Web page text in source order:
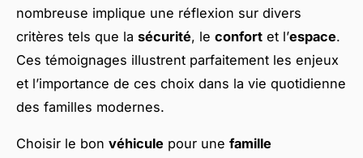
nombreuse implique une réflexion sur divers
critères tels que la sécurité, le confort et l’espace.
Ces témoignages illustrent parfaitement les enjeux
et l’importance de ces choix dans la vie quotidienne
des familles modernes.
Choisir le bon véhicule pour une famille